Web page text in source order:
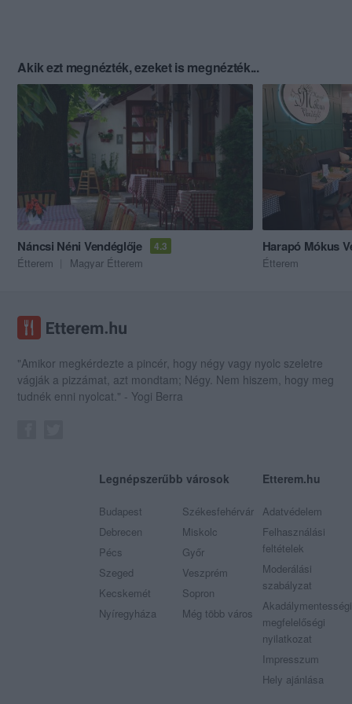
Akik ezt megnézték, ezeket is megnézték...
Náncsi Néni Vendéglője 4.3
Étterem Magyar Étterem
Harapó Mókus
Étterem
"Amikor megkérdezte a pincér, hogy négy vagy nyolc szeletre
vágják a pizzámat, azt mondtam; Négy. Nem hiszem, hogy meg
tudnék enni nyolcat." - Yogi Berra
Legnépszerűbb városok
Budapest
Debrecen
Pécs
Szeged
Kecskemét
Nyíregyháza
Székesfehérvár
Miskolc
Győr
Veszprém
Sopron
Még több város
Etterem.hu
Adatvédelem
Felhasználási
feltételek
Moderálási
szabályzat
Akadálymentességi
megfelelőségi
nyilatkozat
Impresszum
Hely ajánlása